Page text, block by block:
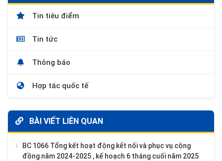
Tin tiêu điểm
Tin tức
Thông báo
Hợp tác quốc tế
BÀI VIẾT LIÊN QUAN
BC 1066 Tổng kết hoạt động kết nối và phục vụ cộng
đồng năm 2024-2025 , kế hoạch 6 tháng cuối năm 2025